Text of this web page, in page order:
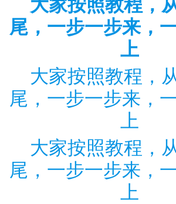
尾，一步一步来，
上
大家按照教程，
尾，一步一步来，
上
大家按照教程，
尾，一步一步来，
上